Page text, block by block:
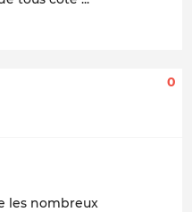
0
les nombreux